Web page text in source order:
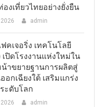
งเที่ยวไทยอย่างยั่งยืน
admin
คเจอริ่ง เทคโนโลยี
ปิดโรงงานแห่งใหม่ใน
าขยายฐานการผลิตสู่
อกเฉียงใต้ เสริมแกร่ง
ะดับโลก
admin